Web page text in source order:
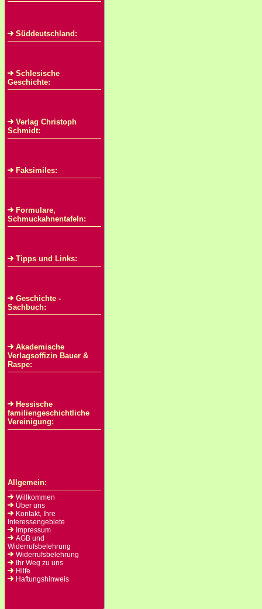
Süddeutschland:
Schlesische
Geschichte:
Verlag Christoph
Schmidt:
Faksimiles:
Formulare,
Schmuckahnentafeln:
Tipps und Links:
Geschichte -
Sachbuch:
Akademische
Verlagsoffizin Bauer &
Raspe:
Hessische
familiengeschichtliche
Vereinigung:
Allgemein:
Willkommen
Über uns
Kontakt, Ihre
Interessengebiete
Impressum
AGB und
Widerrufsbelehrung
Widerrufsbelehrung
Ihr Weg zu uns
Hilfe
Haftungshinweis